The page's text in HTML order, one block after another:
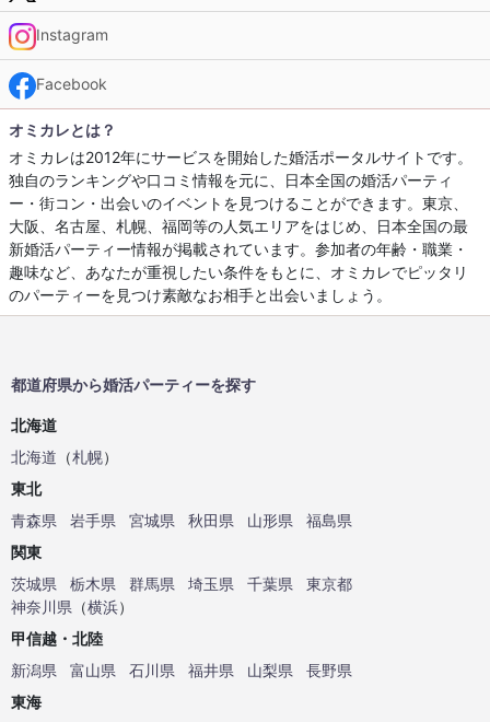
Instagram
Facebook
オミカレとは？
オミカレは2012年にサービスを開始した婚活ポータルサイトです。
独自のランキングや口コミ情報を元に、日本全国の婚活パーティ
ー・街コン・出会いのイベントを見つけることができます。東京、
大阪、名古屋、札幌、福岡等の人気エリアをはじめ、日本全国の最
新婚活パーティー情報が掲載されています。参加者の年齢・職業・
趣味など、あなたが重視したい条件をもとに、オミカレでピッタリ
のパーティーを見つけ素敵なお相手と出会いましょう。
都道府県から婚活パーティーを探す
北海道
北海道 （札幌）
東北
青森県
岩手県 宮城県 秋田県 山形県
福島県
関東
茨城県
栃木県 群馬県 埼玉県 千葉県
東京都
神奈川県 （横浜）
甲信越・北陸
新潟県
富山県 石川県 福井県 山梨県
長野県
東海